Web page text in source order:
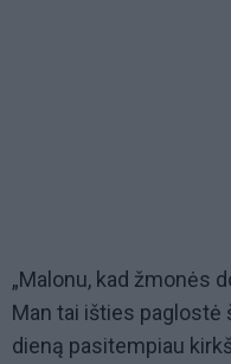
„Malonu, kad žmonės
Man tai išties paglostė
dieną pasitempiau